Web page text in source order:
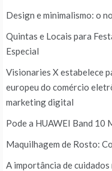
Design e minimalismo: o
Quintas e Locais para
Especial
Visionaries X estabelece
europeu do comércio
marketing digital
Pode a HUAWEI Band 10
Maquilhagem de Rosto:
A importância de cuidados